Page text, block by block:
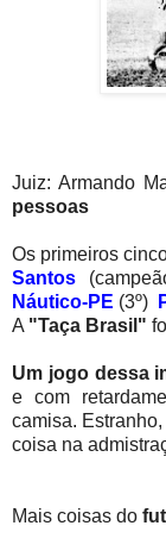
Juiz:
pessoas
Os primeiros
Santos
Náutico-PE (3º)
A "Taça Brasil"
Um jogo dessa
e com
camisa.
coisa na
Mais coisas do